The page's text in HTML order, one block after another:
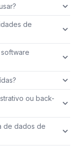
de
ou back-
de dados de